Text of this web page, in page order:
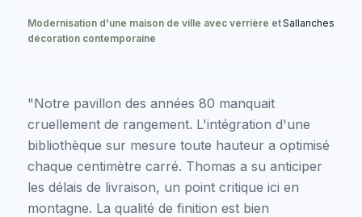
Modernisation d'une maison de ville avec verrière et
décoration contemporaine
Sallanches
"Notre pavillon des années 80 manquait
cruellement de rangement. L'intégration d'une
bibliothèque sur mesure toute hauteur a optimisé
chaque centimètre carré. Thomas a su anticiper
les délais de livraison, un point critique ici en
montagne. La qualité de finition est bien